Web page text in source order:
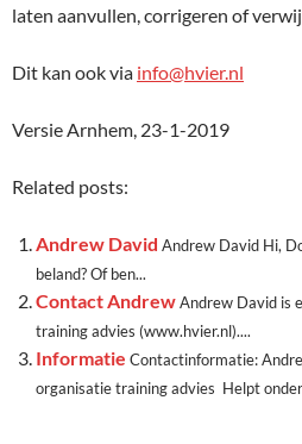
laten aanvullen, corrigeren of
Dit kan ook via info@hvier.nl
Versie Arnhem, 23-1-2019
Related posts:
Andrew David Andrew David Hi,
beland? Of ben...
Contact AndrewAndrew David is
training advies (www.hvier.nl)....
Informatie Contactinformatie:
organisatie training advies Helpt